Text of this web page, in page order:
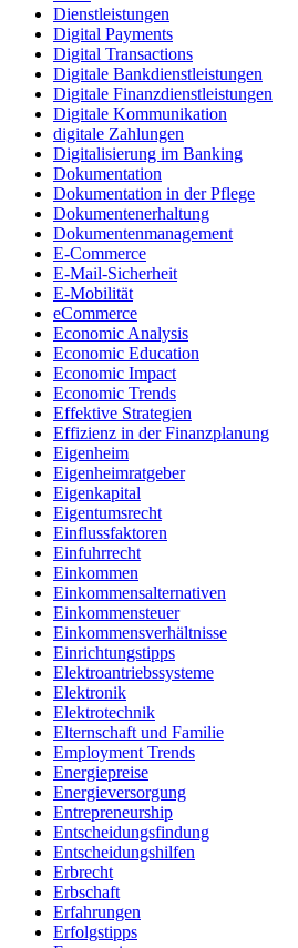
Dienstleistungen
Digital Payments
Digital Transactions
Digitale Bankdienstleistungen
Digitale Finanzdienstleistungen
Digitale Kommunikation
digitale Zahlungen
Digitalisierung im Banking
Dokumentation
Dokumentation in der Pflege
Dokumentenerhaltung
Dokumentenmanagement
E-Commerce
E-Mail-Sicherheit
E-Mobilität
eCommerce
Economic Analysis
Economic Education
Economic Impact
Economic Trends
Effektive Strategien
Effizienz in der Finanzplanung
Eigenheim
Eigenheimratgeber
Eigenkapital
Eigentumsrecht
Einflussfaktoren
Einfuhrrecht
Einkommen
Einkommensalternativen
Einkommensteuer
Einkommensverhältnisse
Einrichtungstipps
Elektroantriebssysteme
Elektronik
Elektrotechnik
Elternschaft und Familie
Employment Trends
Energiepreise
Energieversorgung
Entrepreneurship
Entscheidungsfindung
Entscheidungshilfen
Erbrecht
Erbschaft
Erfahrungen
Erfolgstipps